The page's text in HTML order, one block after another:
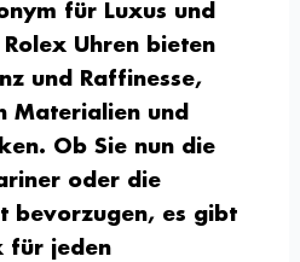
für Luxus und
Rolex Uhren bieten
und Raffinesse,
Materialien und
Ob Sie nun die
oder die
bevorzugen, es gibt
für jeden